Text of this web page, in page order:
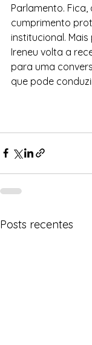
Parlamento. Fica,
cumprimento
institucional.
Ireneu volta a
para uma
que pode
Posts recentes